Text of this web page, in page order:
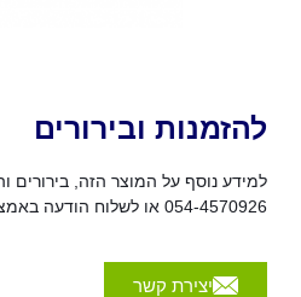
להזמנות ובירורים
למידע נוסף על המוצר הזה, בירורים
054-4570926 או לשלוח הודעה באמצעות הכפתור להלן:
יצירת קשר